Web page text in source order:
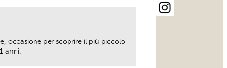
occasione per scoprire il più piccolo
anni.